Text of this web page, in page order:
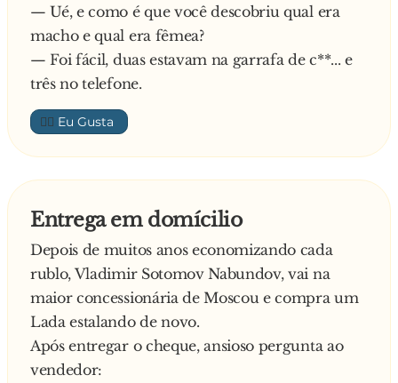
— Ué, e como é que você descobriu qual era
macho e qual era fêmea?
— Foi fácil, duas estavam na garrafa de c**... e
três no telefone.
👍🏼
Entrega em domícilio
Depois de muitos anos economizando cada
rublo, Vladimir Sotomov Nabundov, vai na
maior concessionária de Moscou e compra um
Lada estalando de novo.
Após entregar o cheque, ansioso pergunta ao
vendedor: